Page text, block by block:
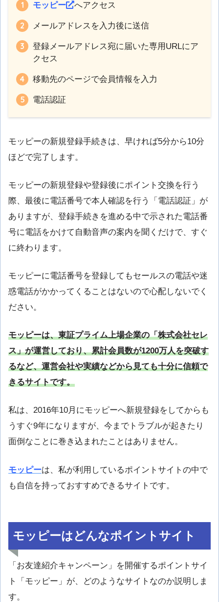
モッピー へアクセス
メールアドレスを入力後に送信
登録メールアドレス宛に届いた専用URLにア
クセス
移動先のページで会員情報を入力
電話認証
モッピーの新規登録手続きは、早ければ5分から10分
ほどで完了します。
モッピーの新規登録や登録後にポイント交換を行う
際、最後に電話番号で本人確認を行う「電話認証」が
ありますが、登録手続きを進める中で示された電話番
号に電話をかけて自動音声の案内を聞くだけで、すぐ
に終わります。
モッピーに電話番号を登録してもセールスの電話や迷
惑電話がかかってくることはないので心配しないでく
ださい。
モッピーは、東証プライム上場企業の「株式会社セレ
ス」が運営しており、累計会員数が1200万人を突破す
るなど、運営会社や実績などから見ても十分に信頼で
きるサイトです。
私は、2016年10月にモッピーへ新規登録をしてからも
うすぐ9年になりますが、今までトラブルが起きたり
面倒なことに巻き込まれたことはありません。
モッピーは、私が利用しているポイントサイトの中で
も自信を持っておすすめできるサイトです。
モッピーはどんなポイントサイト
「お友達紹介キャンペーン」を開催するポイントサイ
ト「モッピー」が、どのようなサイトなのか説明しま
す。